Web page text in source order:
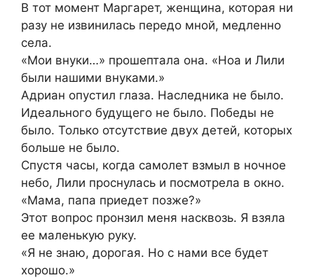
В тот момент Маргарет, женщина, которая ни
разу не извинилась передо мной, медленно
села.
«Мои внуки…» прошептала она. «Ноа и Лили
были нашими внуками.»
Адриан опустил глаза. Наследника не было.
Идеального будущего не было. Победы не
было. Только отсутствие двух детей, которых
больше не было.
Спустя часы, когда самолет взмыл в ночное
небо, Лили проснулась и посмотрела в окно.
«Мама, папа приедет позже?»
Этот вопрос пронзил меня насквозь. Я взяла
ее маленькую руку.
«Я не знаю, дорогая. Но с нами все будет
хорошо.»